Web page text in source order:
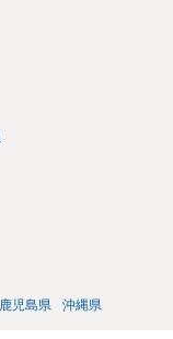
鹿児島県 沖縄県